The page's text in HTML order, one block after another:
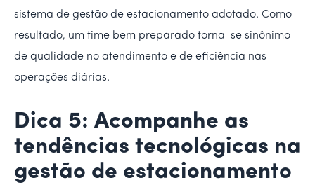
sistema de gestão de estacionamento adotado. Como
resultado, um time bem preparado torna-se sinônimo
de qualidade no atendimento e de eficiência nas
operações diárias.
Dica 5: Acompanhe as
tendências tecnológicas na
gestão de estacionamento